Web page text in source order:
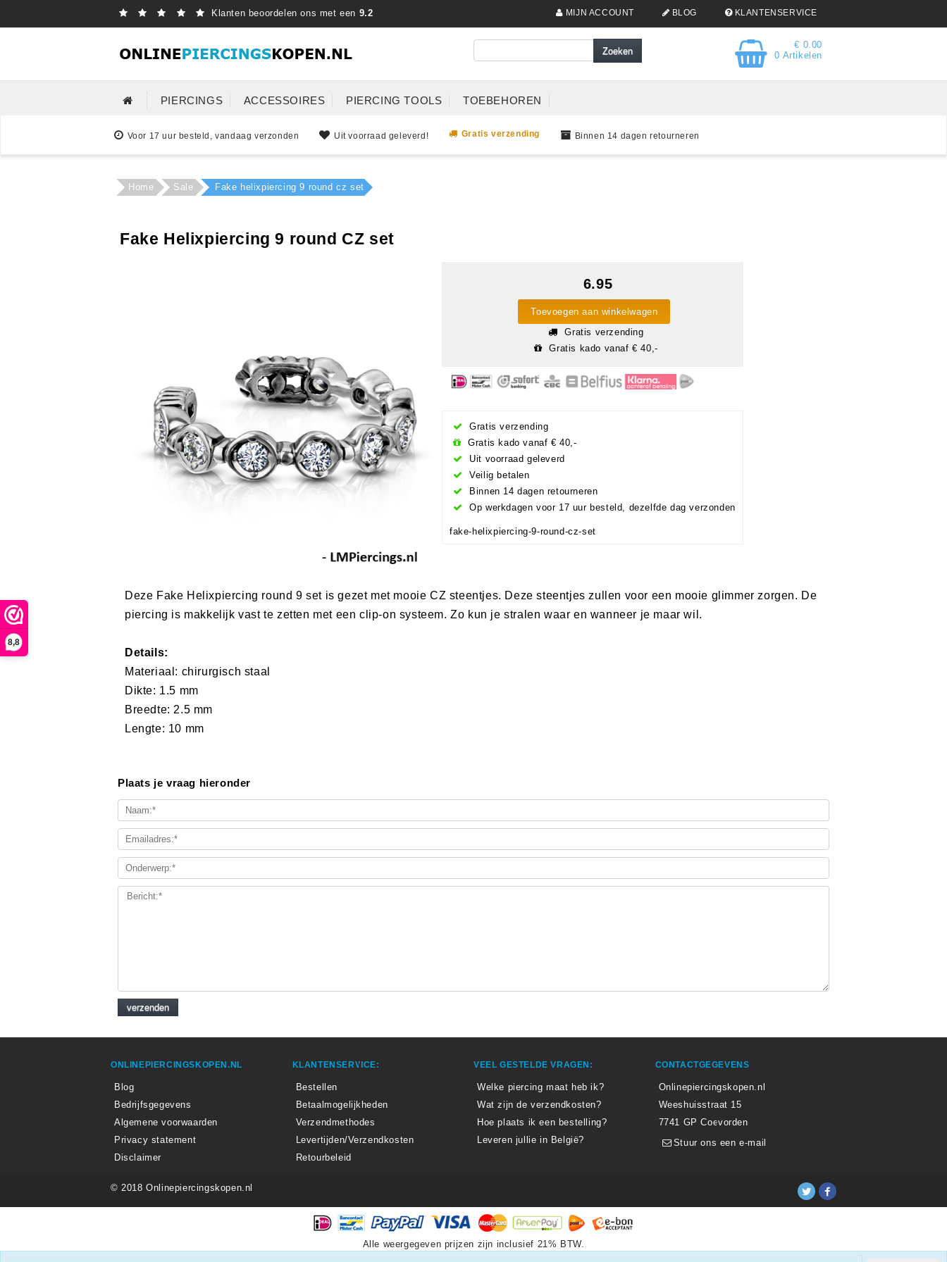
8,8
Klanten beoordelen ons met een 9.2 MIJN ACCOUNT BLOG KLANTENSERVICE
€ 0.00
0 Artikelen
PIERCINGS ACCESSOIRES PIERCING TOOLS TOEBEHOREN
Voor 17 uur besteld, vandaag verzonden Uit voorraad geleverd! Gratis verzending Binnen 14 dagen retourneren
Home Sale Fake helixpiercing 9 round cz set
Fake Helixpiercing 9 round CZ set
6.95
Toevoegen aan winkelwagen
Gratis verzending
Gratis kado vanaf € 40,-
Gratis verzending
Gratis kado vanaf € 40,-
Uit voorraad geleverd
Veilig betalen
Binnen 14 dagen retourneren
Op werkdagen voor 17 uur besteld, dezelfde dag verzonden
fake-helixpiercing-9-round-cz-set
Deze Fake Helixpiercing round 9 set is gezet met mooie CZ steentjes. Deze steentjes zullen voor een mooie glimmer zorgen. De
piercing is makkelijk vast te zetten met een clip-on systeem. Zo kun je stralen waar en wanneer je maar wil.
Details:
Materiaal: ​chirurgisch staal
Dikte: 1.5 mm
Breedte: 2.5 mm
Lengte: 10 mm
Plaats je vraag hieronder
ONLINEPIERCINGSKOPEN.NL
Blog
Bedrijfsgegevens
Algemene voorwaarden
Privacy statement
Disclaimer
KLANTENSERVICE:
Bestellen
Betaalmogelijkheden
Verzendmethodes
Levertijden/Verzendkosten
Retourbeleid
VEEL GESTELDE VRAGEN:
Welke piercing maat heb ik?
Wat zijn de verzendkosten?
Hoe plaats ik een bestelling?
Leveren jullie in België?
CONTACTGEGEVENS
Onlinepiercingskopen.nl
Weeshuisstraat 15
7741 GP Coevorden
Stuur ons een e-mail
© 2018 Onlinepiercingskopen.nl
Alle weergegeven prijzen zijn inclusief 21% BTW.